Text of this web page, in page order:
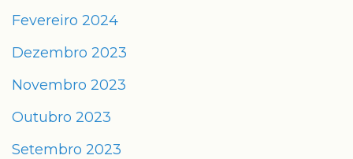
Fevereiro 2024
Dezembro 2023
Novembro 2023
Outubro 2023
Setembro 2023